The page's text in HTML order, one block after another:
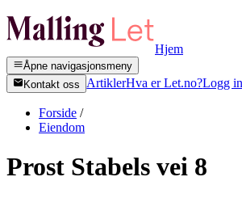
Hjem
Åpne navigasjonsmeny
Kontakt oss
ArtiklerHva er Let.no?Logg
Forside /
Eiendom
Prost Stabels vei 8